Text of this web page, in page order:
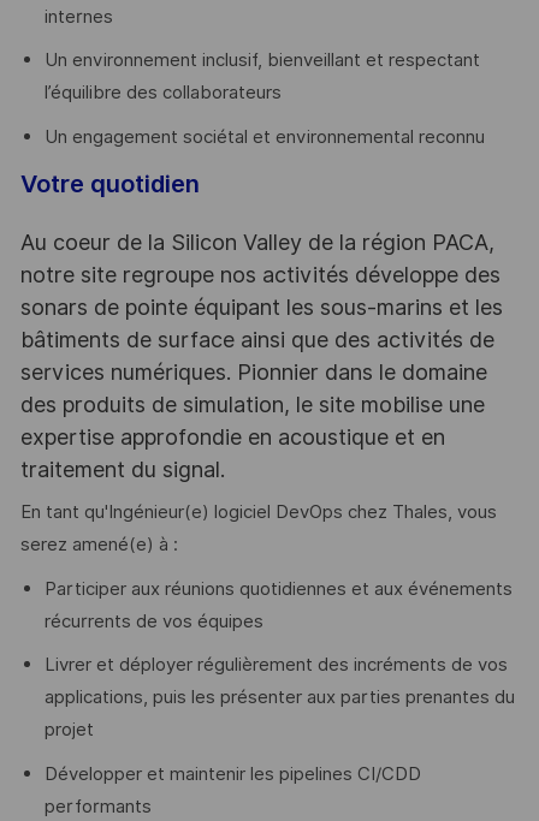
internes
Un environnement inclusif, bienveillant et respectant
l’équilibre des collaborateurs
Un engagement sociétal et environnemental reconnu
Votre quotidien
Au coeur de la Silicon Valley de la région PACA,
notre site regroupe nos activités développe des
sonars de pointe équipant les sous-marins et les
bâtiments de surface ainsi que des activités de
services numériques. Pionnier dans le domaine
des produits de simulation, le site mobilise une
expertise approfondie en acoustique et en
traitement du signal.
En tant qu'Ingénieur(e) logiciel DevOps chez Thales, vous
serez amené(e) à :
Participer aux réunions quotidiennes et aux événements
récurrents de vos équipes
Livrer et déployer régulièrement des incréments de vos
applications, puis les présenter aux parties prenantes du
projet
Développer et maintenir les pipelines CI/CDD
performants